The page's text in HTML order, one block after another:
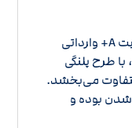
رویه این اسلیپر از چرم صنعتی با کیفیت A+ وارداتی
با طرح پلنگی
می‌بخشد.
شدن بوده و